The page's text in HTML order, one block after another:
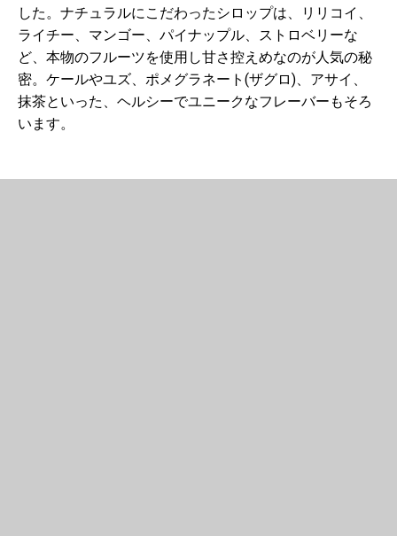
した。ナチュラルにこだわったシロップは、リリコイ、
ライチー、マンゴー、パイナップル、ストロベリーな
ど、本物のフルーツを使用し甘さ控えめなのが人気の秘
密。ケールやユズ、ポメグラネート(ザグロ)、アサイ、
抹茶といった、ヘルシーでユニークなフレーバーもそろ
います。